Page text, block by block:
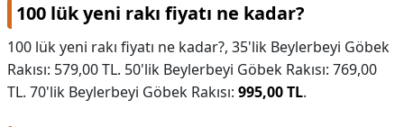
100 lük yeni rakı fiyatı ne kadar?
100 lük yeni rakı fiyatı ne kadar?, 35'lik Beylerbeyi Göbek
Rakısı: 579,00 TL. 50'lik Beylerbeyi Göbek Rakısı: 769,00
TL. 70'lik Beylerbeyi Göbek Rakısı: 995,00 TL.